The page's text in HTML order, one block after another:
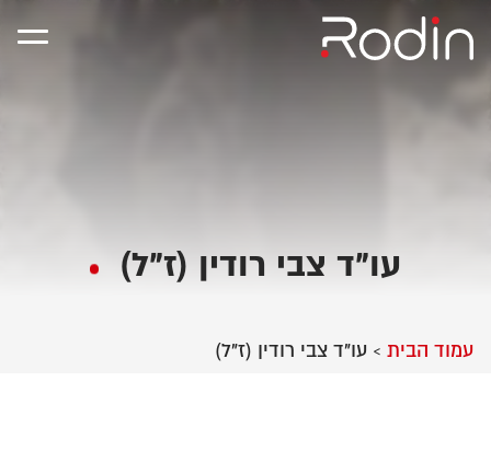
עו"ד צבי רודין (ז"ל)
עמוד הבית > עו"ד צבי רודין (ז"ל)